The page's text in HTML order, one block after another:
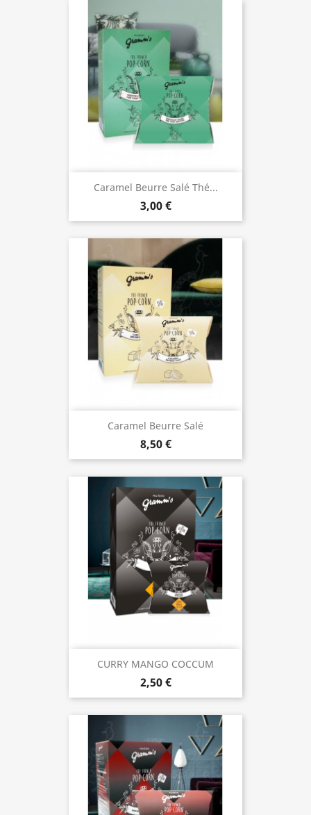
Caramel Beurre Salé Thé...
3,00 €
Caramel Beurre Salé
8,50 €
CURRY MANGO COCCUM
2,50 €